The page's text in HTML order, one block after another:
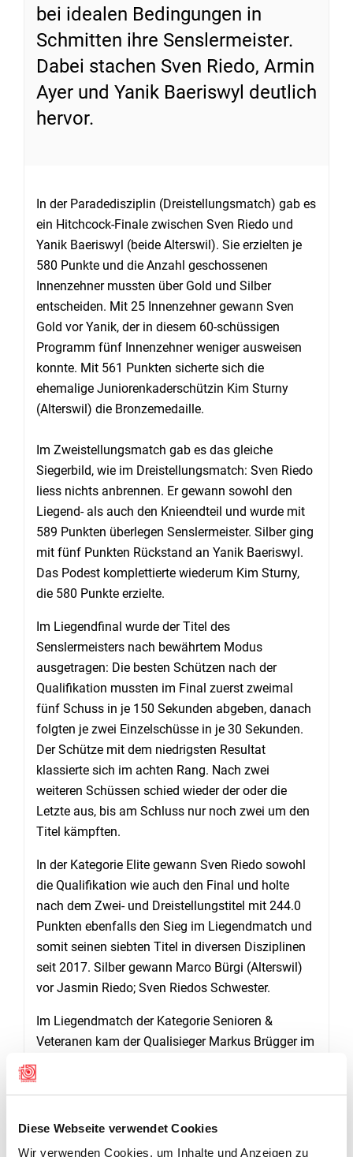
Diese Webseite verwendet Cookies
Wir verwenden Cookies, um Inhalte und Anzeigen zu
bei idealen Bedingungen in
Schmitten ihre Senslermeister.
Dabei stachen Sven Riedo, Armin
Ayer und Yanik Baeriswyl deutlich
hervor.
In der Paradedisziplin (Dreistellungsmatch) gab es
ein Hitchcock-Finale zwischen Sven Riedo und
Yanik Baeriswyl (beide Alterswil). Sie erzielten je
580 Punkte und die Anzahl geschossenen
Innenzehner mussten über Gold und Silber
entscheiden. Mit 25 Innenzehner gewann Sven
Gold vor Yanik, der in diesem 60-schüssigen
Programm fünf Innenzehner weniger ausweisen
konnte. Mit 561 Punkten sicherte sich die
ehemalige Juniorenkaderschützin Kim Sturny
(Alterswil) die Bronzemedaille.
Im Zweistellungsmatch gab es das gleiche
Siegerbild, wie im Dreistellungsmatch: Sven Riedo
liess nichts anbrennen. Er gewann sowohl den
Liegend- als auch den Knieendteil und wurde mit
589 Punkten überlegen Senslermeister. Silber ging
mit fünf Punkten Rückstand an Yanik Baeriswyl.
Das Podest komplettierte wiederum Kim Sturny,
die 580 Punkte erzielte.
Im Liegendfinal wurde der Titel des
Senslermeisters nach bewährtem Modus
ausgetragen: Die besten Schützen nach der
Qualifikation mussten im Final zuerst zweimal
fünf Schuss in je 150 Sekunden abgeben, danach
folgten je zwei Einzelschüsse in je 30 Sekunden.
Der Schütze mit dem niedrigsten Resultat
klassierte sich im achten Rang. Nach zwei
weiteren Schüssen schied wieder der oder die
Letzte aus, bis am Schluss nur noch zwei um den
Titel kämpften.
In der Kategorie Elite gewann Sven Riedo sowohl
die Qualifikation wie auch den Final und holte
nach dem Zwei- und Dreistellungstitel mit 244.0
Punkten ebenfalls den Sieg im Liegendmatch und
somit seinen siebten Titel in diversen Disziplinen
seit 2017. Silber gewann Marco Bürgi (Alterswil)
vor Jasmin Riedo; Sven Riedos Schwester.
Im Liegendmatch der Kategorie Senioren &
Veteranen kam der Qualisieger Markus Brügger im
und Hansruedi Vögeli (beide Schmitten).